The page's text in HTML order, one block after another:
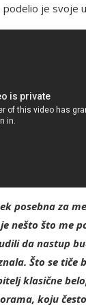
je svoje
posebna za
je nešto što me
da nastup
Što se tiče
klasične
koju